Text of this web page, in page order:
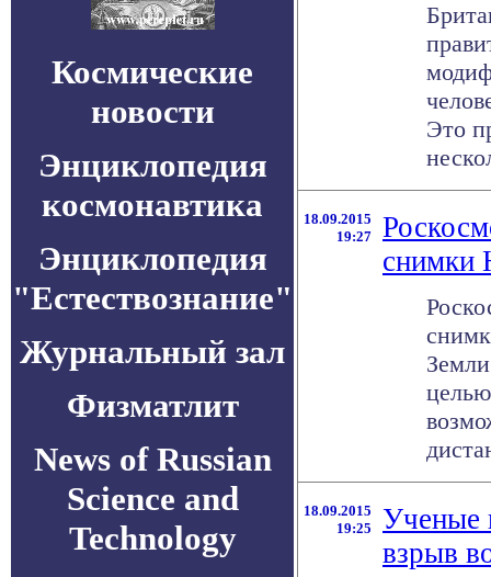
Космические
новости
Энциклопедия
космонавтика
Энциклопедия
"Естествознание"
Журнальный зал
Физматлит
News of Russian
Science and
Technology
Это
18.09.2015
19:27
снимки
18.09.2015
19:25
Ученые
взрыв